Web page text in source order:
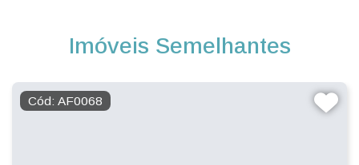
Imóveis Semelhantes
Cód: AF0068